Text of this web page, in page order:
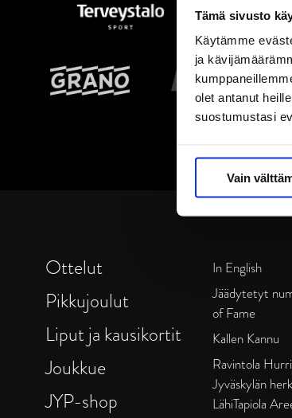
Tämä sivusto
Käytämme
ja
olet antanut
suostumustasi
Vain
Ottelut
Pikkujoulut
Liput ja kausikortit
Joukkue
JYP-shop
In English
Jäädytetyt
of Fame
Kallen Kannu
Ravintola
Jyväskylän
LähiTapiola